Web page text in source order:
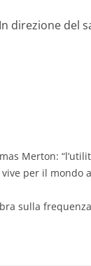
direzione del
Merton:
per il mondo
sulla